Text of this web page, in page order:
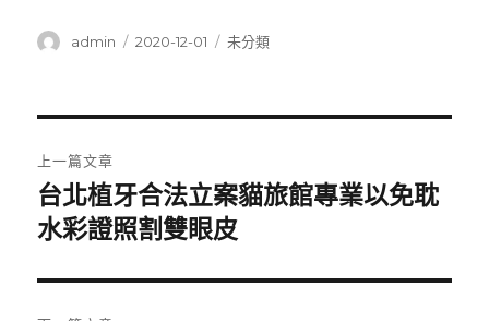
作
admin
發
2020-12-01
分
未分類
章
導
覽
上一篇文章
上
一
文
章:
台北植牙合法立案貓旅館專業以免耽
水彩證照割雙眼皮